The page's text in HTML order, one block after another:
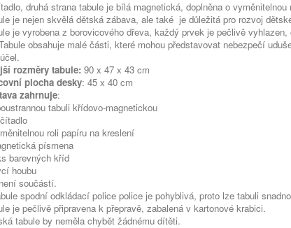
druhá strana tabule je bílá magnetická, doplněna o vyměnitelnou
je nejen skvělá dětská zábava, ale také je důležitá pro rozvoj
je vyrobena z borovicového dřeva, každý prvek je pečlivě
obsahuje malé části, které mohou představovat nebezpečí
rozměry tabule: 90 x 47 x 43 cm
plocha desky: 45 x 40 cm
zahrnuje:
tabuli křídovo-magnetickou
roli papíru na kreslení
písmena
barevných kříd
houbu
součástí.
spodní odkládací police police je pohyblivá, proto lze tabuli
je pečlivě připravena k přepravě, zabalená v kartonové krabici.
tabule by neměla chybět žádnému dítěti.